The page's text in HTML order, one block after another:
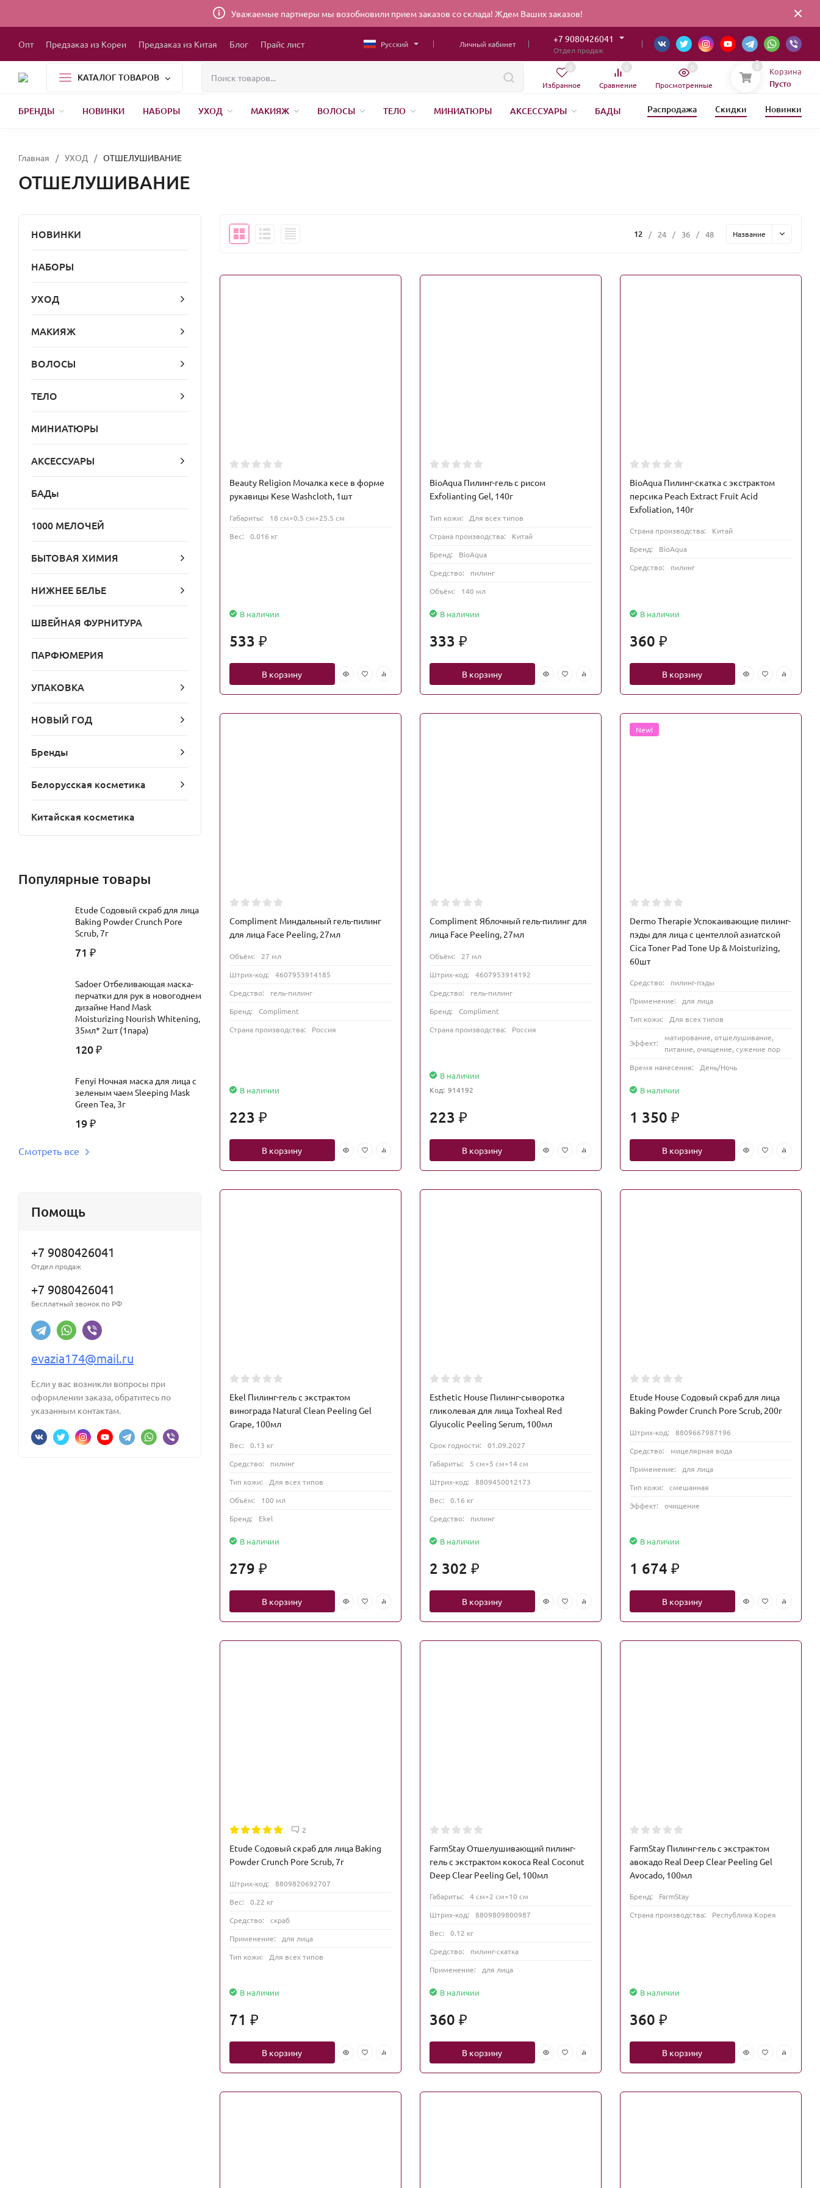
Уважаемые партнеры мы возобновили прием заказов со склада! Ждем Ваших заказов!
Опт Предзаказ из Кореи Предзаказ из Китая Блог Прайс лист Русский Личный кабинет +7 9080426041
Отдел продаж
КАТАЛОГ ТОВАРОВ
Избранное
0
Сравнение
0
Просмотренные
0 0 Корзина
Пусто
БРЕНДЫ НОВИНКИ НАБОРЫ УХОД МАКИЯЖ ВОЛОСЫ ТЕЛО МИНИАТЮРЫ АКСЕССУАРЫ
БАДЫ
Распродажа Скидки Новинки
Главная / УХОД / ОТШЕЛУШИВАНИЕ
ОТШЕЛУШИВАНИЕ
НОВИНКИ
НАБОРЫ
УХОД
МАКИЯЖ
ВОЛОСЫ
ТЕЛО
МИНИАТЮРЫ
АКСЕССУАРЫ
БАДы
1000 МЕЛОЧЕЙ
БЫТОВАЯ ХИМИЯ
НИЖНЕЕ БЕЛЬЕ
ШВЕЙНАЯ ФУРНИТУРА
ПАРФЮМЕРИЯ
УПАКОВКА
НОВЫЙ ГОД
Бренды
Белорусская косметика
Китайская косметика
Популярные товары
Etude Содовый скраб для лица
Baking Powder Crunch Pore
Scrub, 7г
71 ₽
Sadoer Отбеливающая маска-
перчатки для рук в новогоднем
дизайне Hand Mask
Moisturizing Nourish Whitening,
35мл* 2шт (1пара)
120 ₽
Fenyi Ночная маска для лица с
зеленым чаем Sleeping Mask
Green Tea, 3г
19 ₽
Смотреть все
Помощь
+7 9080426041
Отдел продаж
+7 9080426041
Бесплатный звонок по РФ
evazia174@mail.ru
Если у вас возникли вопросы при
оформлении заказа, обратитесь по
указанным контактам.
12 / 24 / 36 / 48 Название
Beauty Religion Мочалка кесе в форме
рукавицы Kese Washcloth, 1шт
Габариты:
18 см×0.5 см×25.5 см
Вес:
0.016 кг
В наличии
533 ₽
В корзину
BioAqua Пилинг-гель с рисом
Exfolianting Gel, 140г
Тип кожи:
Для всех типов
Страна производства:
Китай
Бренд:
BioAqua
Средство:
пилинг
Объём:
140 мл
В наличии
333 ₽
В корзину
BioAqua Пилинг-скатка с экстрактом
персика Peach Extract Fruit Acid
Exfoliation, 140г
Страна производства:
Китай
Бренд:
BioAqua
Средство:
пилинг
В наличии
360 ₽
В корзину
Compliment Миндальный гель-пилинг
для лица Face Peeling, 27мл
Объём:
27 мл
Штрих-код:
4607953914185
Средство:
гель-пилинг
Бренд:
Compliment
Страна производства:
Россия
В наличии
223 ₽
В корзину
Compliment Яблочный гель-пилинг для
лица Face Peeling, 27мл
Объём:
27 мл
Штрих-код:
4607953914192
Средство:
гель-пилинг
Бренд:
Compliment
Страна производства:
Россия
В наличии
Код: 914192
223 ₽
В корзину
New!
Dermo Therapie Успокаивающие пилинг-
пэды для лица с центеллой азиатской
Cica Toner Pad Tone Up & Moisturizing,
60шт
Средство:
пилинг-пэды
Применение:
для лица
Тип кожи:
Для всех типов
Эффект:
матирование, отшелушивание,
питание, очищение, сужение пор
Время нанесения:
День/Ночь
В наличии
1 350 ₽
В корзину
Ekel Пилинг-гель с экстрактом
винограда Natural Clean Peeling Gel
Grape, 100мл
Вес:
0.13 кг
Средство:
пилинг
Тип кожи:
Для всех типов
Объём:
100 мл
Бренд:
Ekel
В наличии
279 ₽
В корзину
Esthetic House Пилинг-сыворотка
гликолевая для лица Toxheal Red
Glyucolic Peeling Serum, 100мл
Срок годности:
01.09.2027
Габариты:
5 см×5 см×14 см
Штрих-код:
8809450012173
Вес:
0.16 кг
Средство:
пилинг
В наличии
2 302 ₽
В корзину
Etude House Содовый скраб для лица
Baking Powder Crunch Pore Scrub, 200г
Штрих-код:
8809667987196
Средство:
мицелярная вода
Применение:
для лица
Тип кожи:
смешанная
Эффект:
очищение
В наличии
1 674 ₽
В корзину
2
Etude Содовый скраб для лица Baking
Powder Crunch Pore Scrub, 7г
Штрих-код:
8809820692707
Вес:
0.22 кг
Средство:
скраб
Применение:
для лица
Тип кожи:
Для всех типов
В наличии
71 ₽
В корзину
FarmStay Отшелушивающий пилинг-
гель с экстрактом кокоса Real Coconut
Deep Clear Peeling Gel, 100мл
Габариты:
4 см×2 см×10 см
Штрих-код:
8809809800987
Вес:
0.12 кг
Средство:
пилинг-скатка
Применение:
для лица
В наличии
360 ₽
В корзину
FarmStay Пилинг-гель с экстрактом
авокадо Real Deep Clear Peeling Gel
Avocado, 100мл
Бренд:
FarmStay
Страна производства:
Республика Корея
В наличии
360 ₽
В корзину